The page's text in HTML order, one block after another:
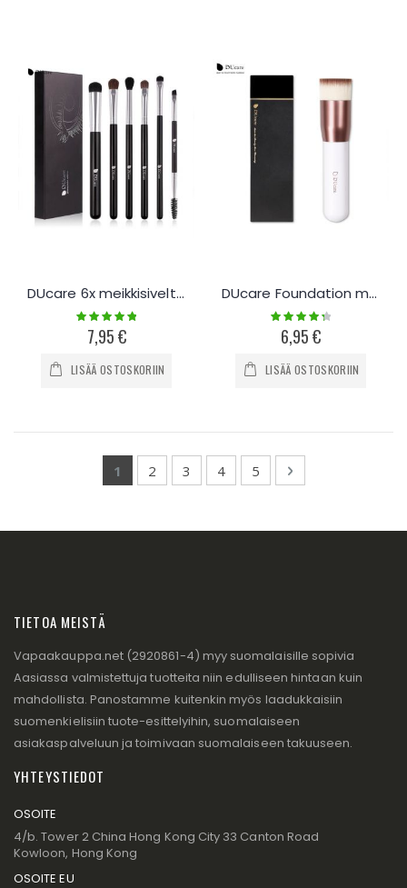
DUcare 6x meikkisiveltimet
Rating:
100%
7,95 €
LISÄÄ OSTOSKORIIN
DUcare Foundation meikkisivellin
Rating:
90%
6,95 €
LISÄÄ OSTOSKORIIN
You're currently reading page
1 Page
2 Page
3 Page
4 Page
5 Page
Seuraava
TIETOA MEISTÄ
Vapaakauppa.net (2920861-4) myy suomalaisille sopivia
Aasiassa valmistettuja tuotteita niin edulliseen hintaan kuin
mahdollista. Panostamme kuitenkin myös laadukkaisiin
suomenkielisiin tuote-esittelyihin, suomalaiseen
asiakaspalveluun ja toimivaan suomalaiseen takuuseen.
YHTEYSTIEDOT
OSOITE
4/b. Tower 2 China Hong Kong City 33 Canton Road
Kowloon, Hong Kong
OSOITE EU